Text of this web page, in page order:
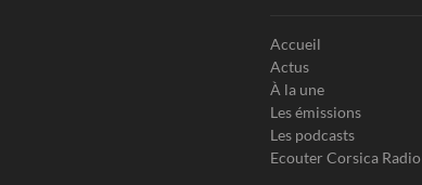
Accueil
Actus
À la une
Les émissions
Les podcasts
Ecouter Corsica Radio